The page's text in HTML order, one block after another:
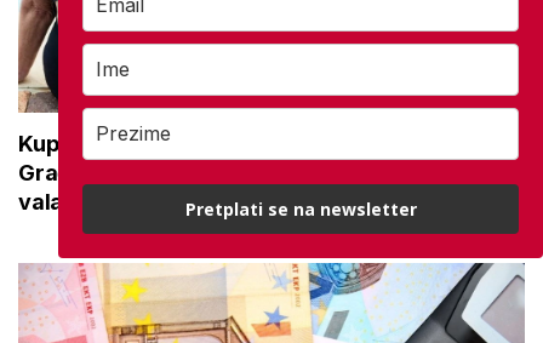
Kupanje u ovom gradu i sutra besplatno:
Građani se mogu ohladiti tijekom toplinskog
vala
Pretplati se na newsletter